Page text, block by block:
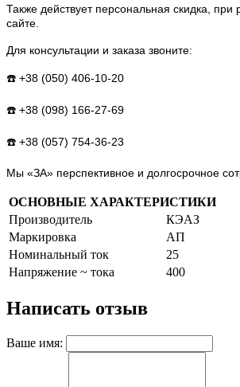
Также действует персональная скидка, при
сайте.
Для консультации и заказа звоните:
☎️ +38 (050) 406-10-20
☎️ +38 (098) 166-27-69
☎️ +38 (057) 754-36-23
Мы «ЗА» перспективное и долгосрочное
ОСНОВНЫЕ ХАРАКТЕРИСТИКИ
Производитель
КЭАЗ
Маркировка
АП
Номинальный ток
25
Напряжение ~ тока
400
Написать отзыв
Ваше имя: